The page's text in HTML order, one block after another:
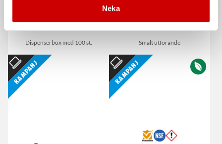
Neka
Dispenserbox med 100 st. Smalt utförande
Kampanj Kampanj